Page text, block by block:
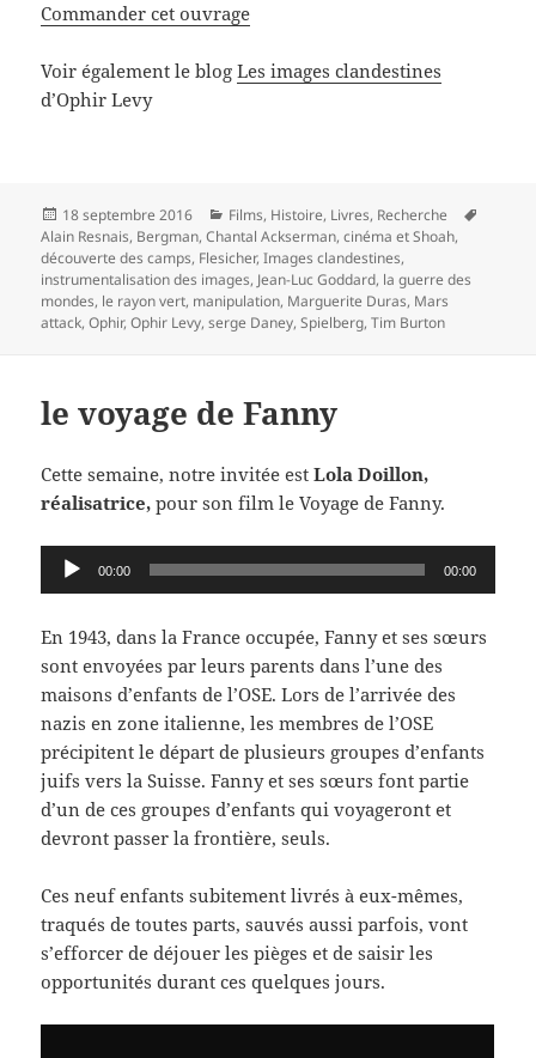
Commander cet ouvrage
Voir également le blogLes images clandestines
d’Ophir Levy
Publié
le
18 septembre 2016 Catégories
Films, Histoire, Livres, Recherche
Alain Resnais, Bergman,Chantal Ackserman,cinéma et Shoah,
découverte des camps, Flesicher,Images clandestines,
instrumentalisation des images, Jean-Luc Goddard, la guerre des
mondes, le rayon vert, manipulation, Marguerite Duras, Mars
attack,Ophir,Ophir Levy,serge Daney,Spielberg,Tim Burton
le voyage de Fanny
Cette semaine, notre invitée estLola Doillon,
réalisatrice, pour son film le Voyage de Fanny.
Lecteur
audio
00:00 00:00
En 1943, dans la France occupée, Fanny et ses sœurs
sont envoyées par leurs parents dans l’une des
maisons d’enfants de l’OSE. Lors de l’arrivée des
nazis en zone italienne, les membres de l’OSE
précipitent le départ de plusieurs groupes d’enfants
juifs vers la Suisse. Fanny et ses sœurs font partie
d’un de ces groupes d’enfants qui voyageront et
devront passer la frontière, seuls.
Ces neuf enfants subitement livrés à eux-mêmes,
traqués de toutes parts, sauvés aussi parfois, vont
s’efforcer de déjouer les pièges et de saisir les
opportunités durant ces quelques jours.